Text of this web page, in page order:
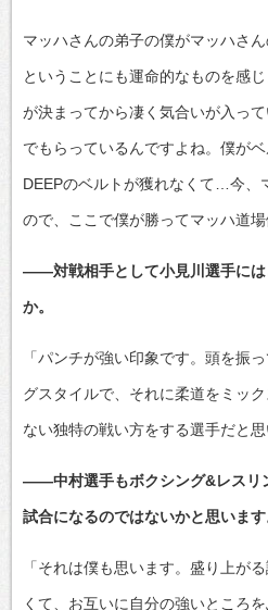
マッハさんの弟子の僕がマッハさ
ということにも運命的なものを感
が決まってから凄く気合いが入っ
でもらっているんですよね。僕が
DEEPのベルトが獲れなくて…今、
ので、ここで僕が勝ってマッハ道
――対戦相手として小見川選手には
か。
「パンチが強い印象です。頭を振
グスタイルで、それに柔道をミッ
ない独特の戦い方をする選手だと思
――中村選手もボクシング&レスリ
試合になるのではないかと思います
「それは僕も思います。盛り上が
くて、お互いに自分の強いところ